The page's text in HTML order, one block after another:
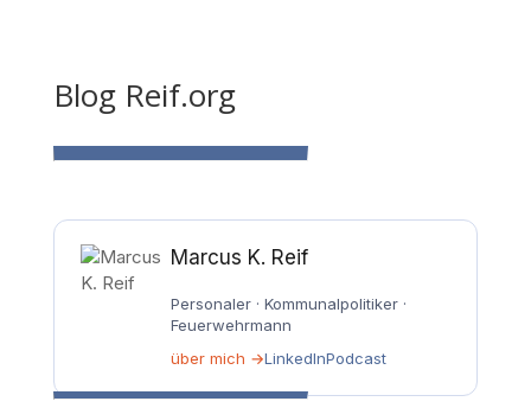
Blog Reif.org
Marcus K. Reif
Personaler · Kommunalpolitiker ·
Feuerwehrmann
über mich →LinkedInPodcast